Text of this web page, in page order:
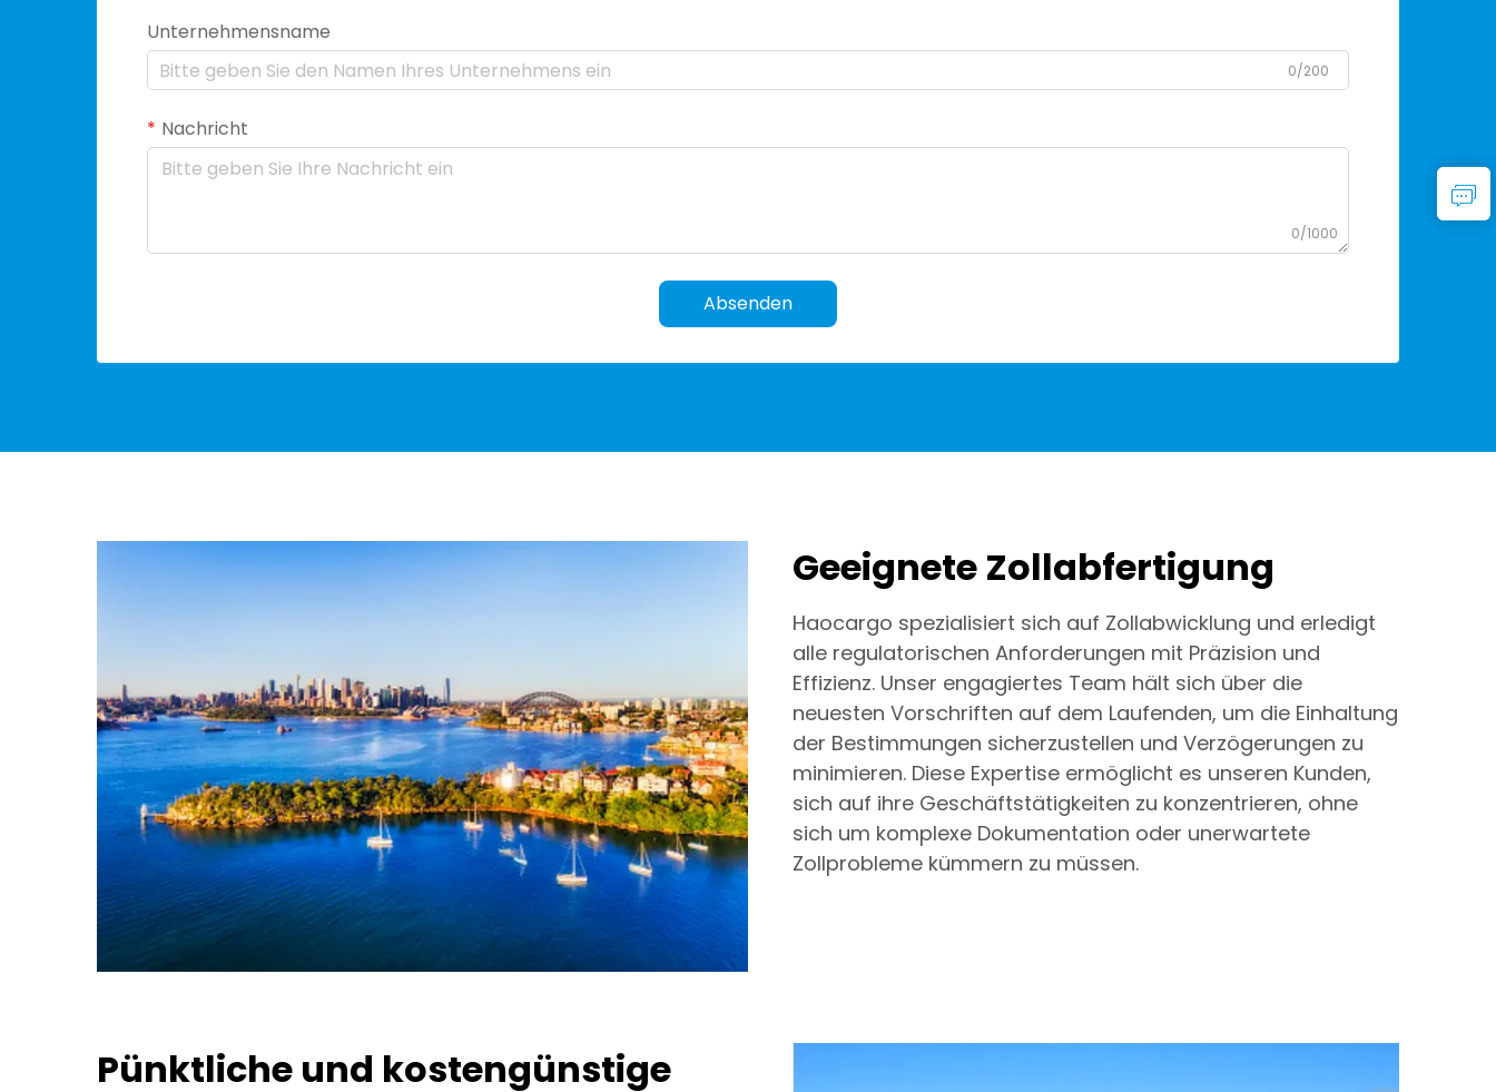
Unternehmensname
0/200
Nachricht
0/1000
Absenden
Geeignete Zollabfertigung
Haocargo spezialisiert sich auf Zollabwicklung und erledigt
alle regulatorischen Anforderungen mit Präzision und
Effizienz. Unser engagiertes Team hält sich über die
neuesten Vorschriften auf dem Laufenden, um die Einhaltung
der Bestimmungen sicherzustellen und Verzögerungen zu
minimieren. Diese Expertise ermöglicht es unseren Kunden,
sich auf ihre Geschäftstätigkeiten zu konzentrieren, ohne
sich um komplexe Dokumentation oder unerwartete
Zollprobleme kümmern zu müssen.
Pünktliche und kostengünstige